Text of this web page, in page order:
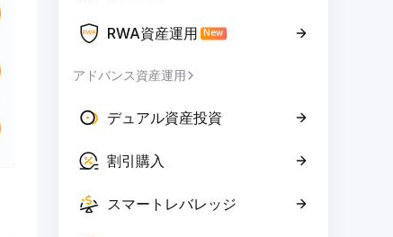
RWA資産運用 New
アドバンス資産運用
デュアル資産投資
割引購入
スマートレバレッジ